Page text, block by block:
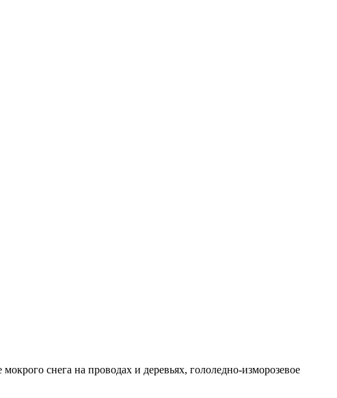
снега на проводах и деревьях, гололедно-изморозевое